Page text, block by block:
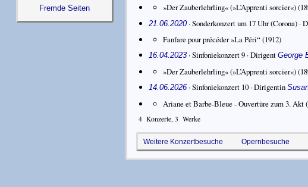
Fremde Seiten »Der Zauberlehrling« (»L’Apprenti sorcier«)
21.06.2020· Sonderkonzert um 17 Uhr (Corona) ·
Fanfare pour précéder »La Péri“(1912)
16.04.2023 · Sinfoniekonzert 9 ·Dirigent George
»Der Zauberlehrling« (»L’Apprenti sorcier«)
14.06.2026 · Sinfoniekonzert 10 ·Dirigentin
Ariane et Barbe-Bleue - Ouvertüre zum 3. Akt
4Konzerte, 3 Werke
Weitere Konzertbesuche Opernbesuche